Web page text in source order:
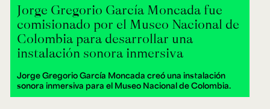
Jorge Gregorio García Moncada fue
comisionado por el Museo Nacional de
Colombia para desarrollar una
instalación sonora inmersiva
Jorge Gregorio García Moncada creó una instalación
sonora inmersiva para el Museo Nacional de Colombia.